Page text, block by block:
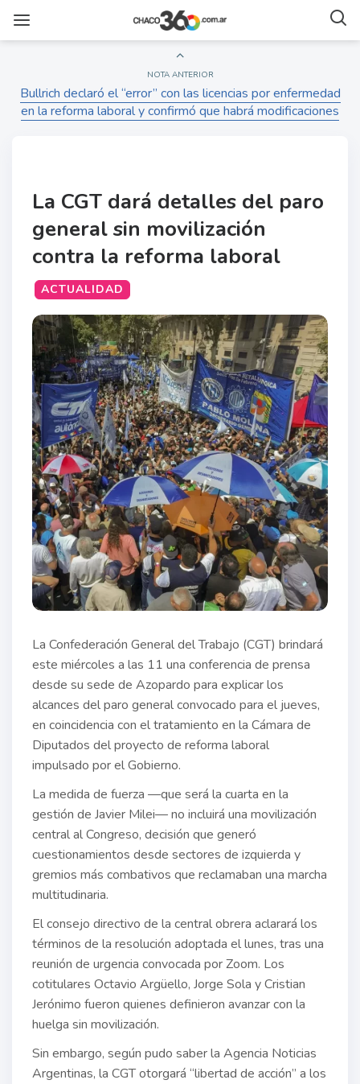
NOTA ANTERIOR
Bullrich declaró el “error” con las licencias por enfermedad
en la reforma laboral y confirmó que habrá modificaciones
La CGT dará detalles del paro
general sin movilización
contra la reforma laboral
ACTUALIDAD
La Confederación General del Trabajo (CGT) brindará
este miércoles a las 11 una conferencia de prensa
desde su sede de Azopardo para explicar los
alcances del paro general convocado para el jueves,
en coincidencia con el tratamiento en la Cámara de
Diputados del proyecto de reforma laboral
impulsado por el Gobierno.
La medida de fuerza —que será la cuarta en la
gestión de Javier Milei— no incluirá una movilización
central al Congreso, decisión que generó
cuestionamientos desde sectores de izquierda y
gremios más combativos que reclamaban una marcha
multitudinaria.
El consejo directivo de la central obrera aclarará los
términos de la resolución adoptada el lunes, tras una
reunión de urgencia convocada por Zoom. Los
cotitulares Octavio Argüello, Jorge Sola y Cristian
Jerónimo fueron quienes definieron avanzar con la
huelga sin movilización.
Sin embargo, según pudo saber la Agencia Noticias
Argentinas, la CGT otorgará “libertad de acción” a los